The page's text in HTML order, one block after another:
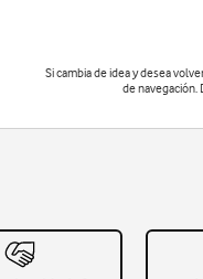
Si cambia de idea y desea
de navegación.